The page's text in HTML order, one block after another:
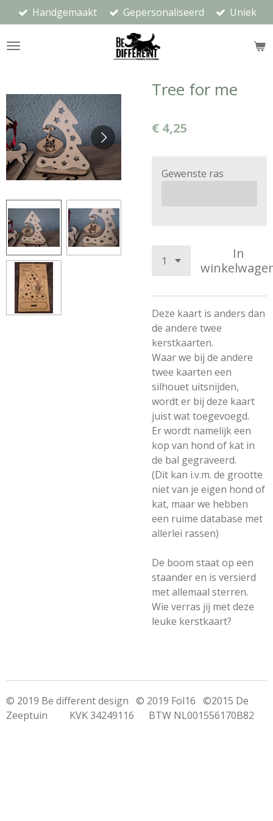
direct
naar
Handgemaakt Gepersonaliseerd Uniek
Tree for me
€ 4,25
Gewenste ras
In
Deze kaart is anders dan
de andere twee
kerstkaarten.
Waar we bij de andere
twee kaarten een
silhouet uitsnijden,
wordt er bij deze kaart
juist wat toegevoegd.
Er wordt namelijk een
kop van hond of kat in
de bal gegraveerd.
(Dit kan i.v.m. de grootte
niet van je eigen hond of
kat, maar we hebben
een ruime database met
allerlei rassen)
De boom staat op een
staander en is versierd
met allemaal sterren.
Wie verras jij met deze
leuke kerstkaart?
© 2019 Be different design © 2019 Fol16 ©2015 De
Zeeptuin KVK 34249116 BTW NL001556170B82